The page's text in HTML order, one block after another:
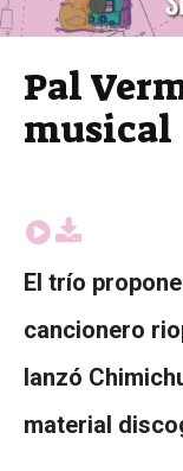
Pal
musical
El trío
cancionero
lanzó
material